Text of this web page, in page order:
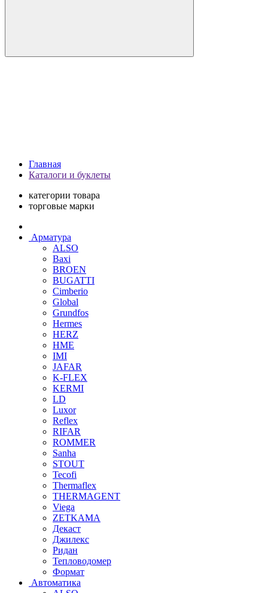
Главная
Каталоги и буклеты
категории товара
торговые марки
Арматура
ALSO
Baxi
BROEN
BUGATTI
Cimberio
Global
Grundfos
Hermes
HERZ
HME
IMI
JAFAR
K-FLEX
KERMI
LD
Luxor
Reflex
RIFAR
ROMMER
Sanha
STOUT
Tecofi
Thermaflex
THERMAGENT
Viega
ZETKAMA
Декаст
Джилекс
Ридан
Тепловодомер
Формат
Автоматика